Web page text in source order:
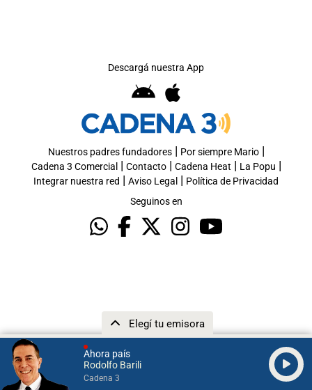
Ahora país
Rodolfo Barili
Cadena 3
Elegí tu emisora
Descargá nuestra App
Nuestros padres fundadores| Por siempre Mario|
Cadena 3 Comercial | Contacto| Cadena Heat | La Popu |
Integrar nuestra red | Aviso Legal | Política de Privacidad
Seguinos en